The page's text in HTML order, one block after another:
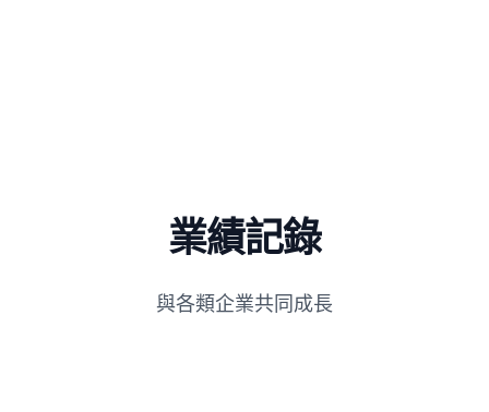
業績記錄
與各類企業共同成長